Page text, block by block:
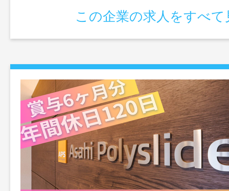
この企業の求人をすべて